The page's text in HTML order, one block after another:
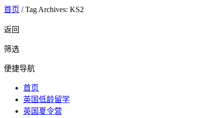
首页 /Tag Archives: KS2
返回
筛选
便捷导航
首页
英国低龄留学
英国夏令营